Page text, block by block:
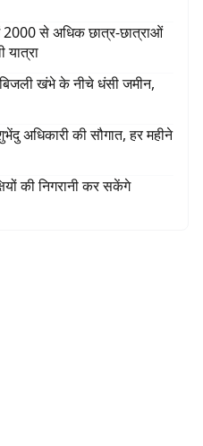
2000 से अधिक छात्र-छात्राओं
यात्रा
बिजली खंभे के नीचे धंसी जमीन,
अधिकारी की सौगात, हर महीने
की निगरानी कर सकेंगे